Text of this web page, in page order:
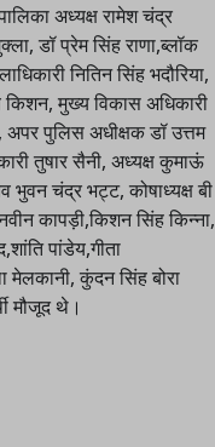
अध्यक्ष रामेश चंद्र
डॉ प्रेम सिंह राणा,ब्लॉक
नितिन सिंह भदौरिया,
किशन, मुख्य विकास अधिकारी
अपर पुलिस अधीक्षक डॉ उत्तम
तुषार सैनी, अध्यक्ष कुमाऊं
भुवन चंद्र भट्ट, कोषाध्यक्ष बी
कापड़ी,किशन सिंह किन्ना,
पांडेय,गीता
मेलकानी, कुंदन सिंह बोरा
मौजूद थे।